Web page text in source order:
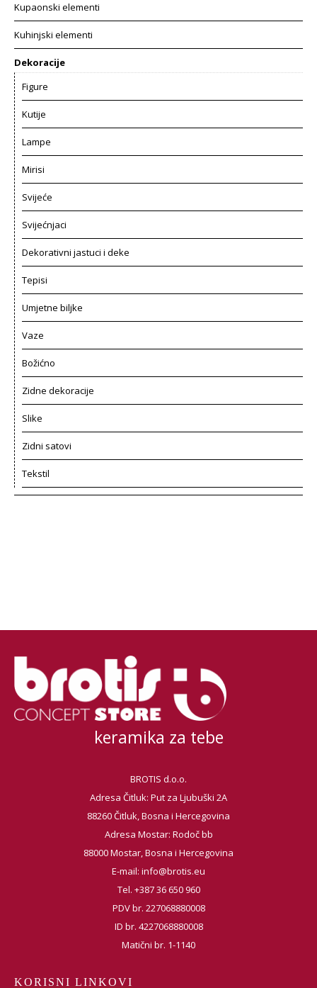
Kupaonski elementi
Kuhinjski elementi
Dekoracije
Figure
Kutije
Lampe
Mirisi
Svijeće
Svijećnjaci
Dekorativni jastuci i deke
Tepisi
Umjetne biljke
Vaze
Božićno
Zidne dekoracije
Slike
Zidni satovi
Tekstil
keramika za tebe
BROTIS d.o.o.
Adresa Čitluk: Put za Ljubuški 2A
88260 Čitluk, Bosna i Hercegovina
Adresa Mostar: Rodoč bb
88000 Mostar, Bosna i Hercegovina
E-mail: info@brotis.eu
Tel. +387 36 650 960
PDV br. 227068880008
ID br. 4227068880008
Matični br. 1-1140
KORISNI LINKOVI